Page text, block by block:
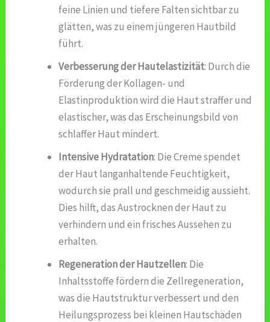
feine Linien und tiefere Falten sichtbar zu
glätten, was zu einem jüngeren Hautbild
führt.
Verbesserung der Hautelastizität: Durch die
Förderung der Kollagen- und
Elastinproduktion wird die Haut straffer und
elastischer, was das Erscheinungsbild von
schlaffer Haut mindert.
Intensive Hydratation: Die Creme spendet
der Haut langanhaltende Feuchtigkeit,
wodurch sie prall und geschmeidig aussieht.
Dies hilft, das Austrocknen der Haut zu
verhindern und ein frisches Aussehen zu
erhalten.
Regeneration der Hautzellen: Die
Inhaltsstoffe fördern die Zellregeneration,
was die Hautstruktur verbessert und den
Heilungsprozess bei kleinen Hautschäden